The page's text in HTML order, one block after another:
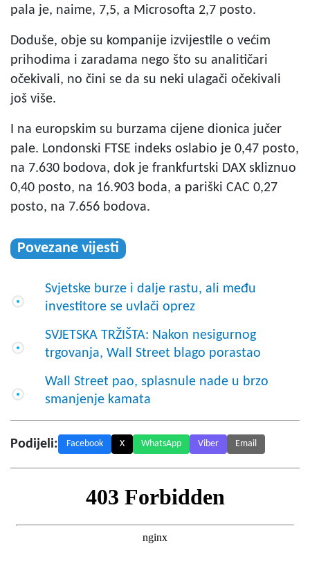
pala je, naime, 7,5, a Microsofta 2,7 posto.
Doduše, obje su kompanije izvijestile o većim
prihodima i zaradama nego što su analitičari
očekivali, no čini se da su neki ulagači očekivali
još više.
I na europskim su burzama cijene dionica jučer
pale. Londonski FTSE indeks oslabio je 0,47 posto,
na 7.630 bodova, dok je frankfurtski DAX skliznuo
0,40 posto, na 16.903 boda, a pariški CAC 0,27
posto, na 7.656 bodova.
Povezane vijesti
Svjetske burze i dalje rastu, ali među
investitore se uvlači oprez
SVJETSKA TRŽIŠTA: Nakon nesigurnog
trgovanja, Wall Street blago porastao
Wall Street pao, splasnule nade u brzo
smanjenje kamata
Podijeli: Facebook X WhatsApp Viber Email